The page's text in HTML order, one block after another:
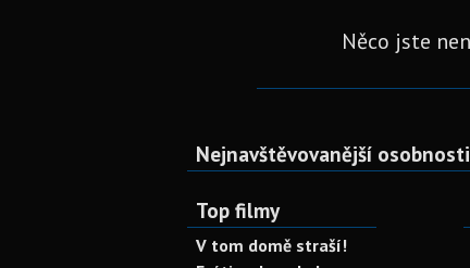
Něco jste
Nejnavštěvovanější osobnosti
Top filmy
V tom domě straší!